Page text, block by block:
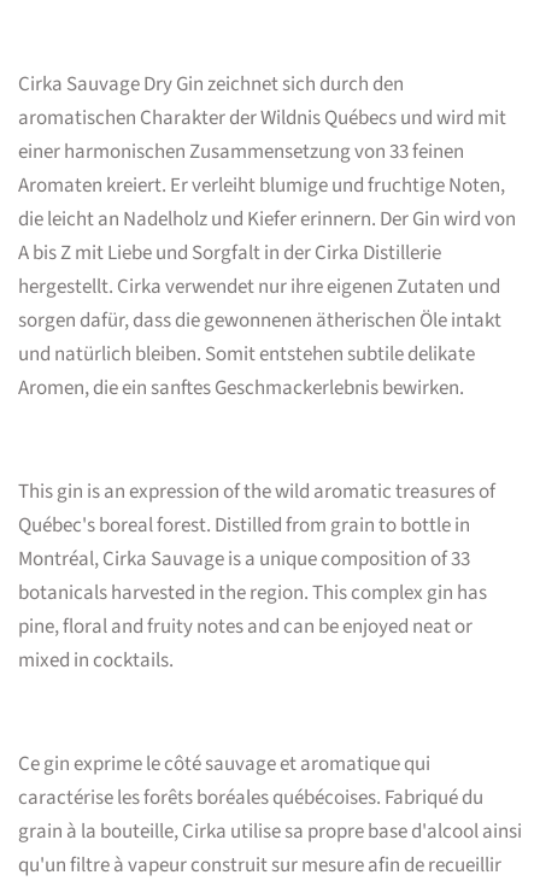
Cirka Sauvage Dry Gin zeichnet sich durch den
aromatischen Charakter der Wildnis Québecs und wird mit
einer harmonischen Zusammensetzung von 33 feinen
Aromaten kreiert. Er verleiht blumige und fruchtige Noten,
die leicht an Nadelholz und Kiefer erinnern. Der Gin wird von
A bis Z mit Liebe und Sorgfalt in der Cirka Distillerie
hergestellt. Cirka verwendet nur ihre eigenen Zutaten und
sorgen dafür, dass die gewonnenen ätherischen Öle intakt
und natürlich bleiben. Somit entstehen subtile delikate
Aromen, die ein sanftes Geschmackerlebnis bewirken.
This gin is an expression of the wild aromatic treasures of
Québec's boreal forest. Distilled from grain to bottle in
Montréal, Cirka Sauvage is a unique composition of 33
botanicals harvested in the region. This complex gin has
pine, floral and fruity notes and can be enjoyed neat or
mixed in cocktails.
Ce gin exprime le côté sauvage et aromatique qui
caractérise les forêts boréales québécoises. Fabriqué du
grain à la bouteille, Cirka utilise sa propre base d'alcool ainsi
qu'un filtre à vapeur construit sur mesure afin de recueillir